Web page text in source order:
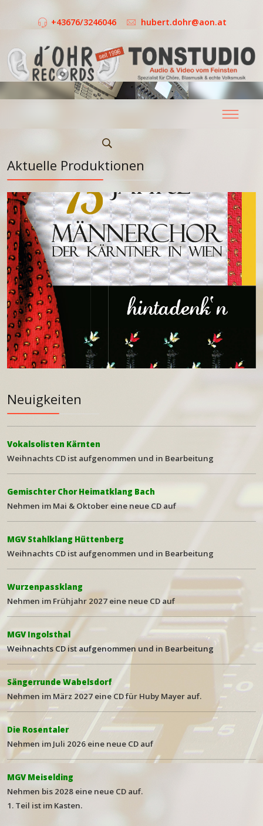
+43676/3246046 hubert.dohr@aon.at
Aktuelle Produktionen
Neuigkeiten
Vokalsolisten Kärnten
Weihnachts CD ist aufgenommen und in Bearbeitung
Gemischter Chor Heimatklang Bach
Nehmen im Mai & Oktober eine neue CD auf
MGV Stahlklang Hüttenberg
Weihnachts CD ist aufgenommen und in Bearbeitung
Wurzenpassklang
Nehmen im Frühjahr 2027 eine neue CD auf
MGV Ingolsthal
Weihnachts CD ist aufgenommen und in Bearbeitung
Sängerrunde Wabelsdorf
Nehmen im März 2027 eine CD für Huby Mayer auf.
Die Rosentaler
Nehmen im Juli 2026 eine neue CD auf
MGV Meiselding
Nehmen bis 2028 eine neue CD auf.
1. Teil ist im Kasten.